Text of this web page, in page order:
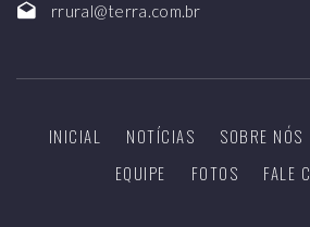
rrural@terra.com.br
INICIAL NOTÍCIAS SOBRE NÓS
EQUIPE
FOTOS FALE